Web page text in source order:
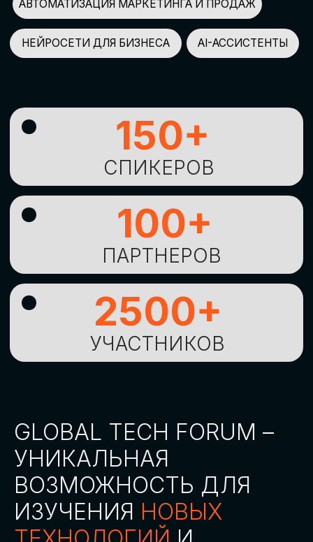
GLOBAL TECH FORUM –
ИЗУЧЕНИЯНОВЫХ
ТЕХНОЛОГИЙИ
СТРАТЕГИЧЕСКИХ
ПОДХОДОВ К ЦИФРОВОЙ
ТРАНСФОРМАЦИИ
БИЗНЕСА
ОСТАВИТЬ
ЗАЯВКУ
СКАЧАТЬ ПРОГРАММУ
СТАТЬ СПИКЕРОМ
Оставьте заявку, наши менеджеры
СТАТЬ УЧАСТНИКОМ